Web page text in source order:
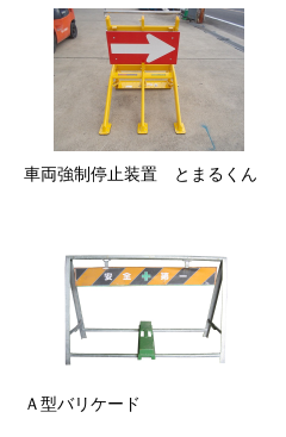
車両強制停止装置 とまるくん
Ａ型バリケード